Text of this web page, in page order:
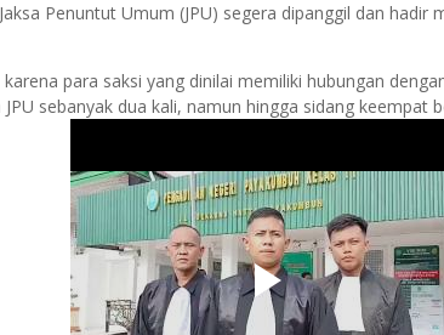
Penuntut Umum (JPU) segera dipanggil dan hadir
para saksi yang dinilai memiliki hubungan
sebanyak dua kali, namun hingga sidang keempat